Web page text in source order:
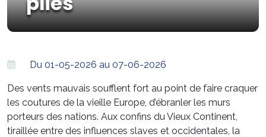
Du 01-05-2026 au 07-06-2026
Des vents mauvais soufflent fort au point de faire craquer
les coutures de la vieille Europe, d’ébranler les murs
porteurs des nations. Aux confins du Vieux Continent,
tiraillée entre des influences slaves et occidentales, la